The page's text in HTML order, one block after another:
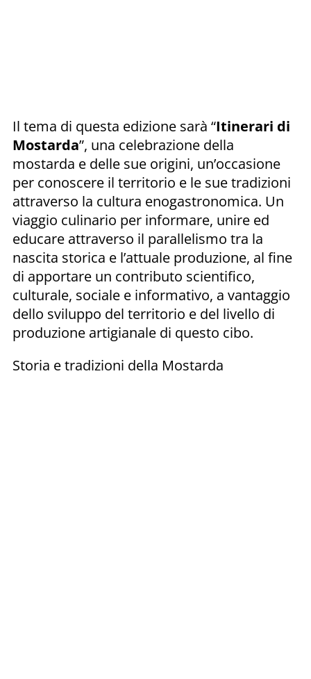
Il tema di questa edizione sarà “Itinerari di
Mostarda”, una celebrazione della
mostarda e delle sue origini, un’occasione
per conoscere il territorio e le sue tradizioni
attraverso la cultura enogastronomica. Un
viaggio culinario per informare, unire ed
educare attraverso il parallelismo tra la
nascita storica e l’attuale produzione, al fine
di apportare un contributo scientifico,
culturale, sociale e informativo, a vantaggio
dello sviluppo del territorio e del livello di
produzione artigianale di questo cibo.
Storia e tradizioni della Mostarda